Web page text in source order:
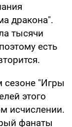
дракона".
тысячи
есть
сезоне "Игры
этого
исчислении.
фанаты